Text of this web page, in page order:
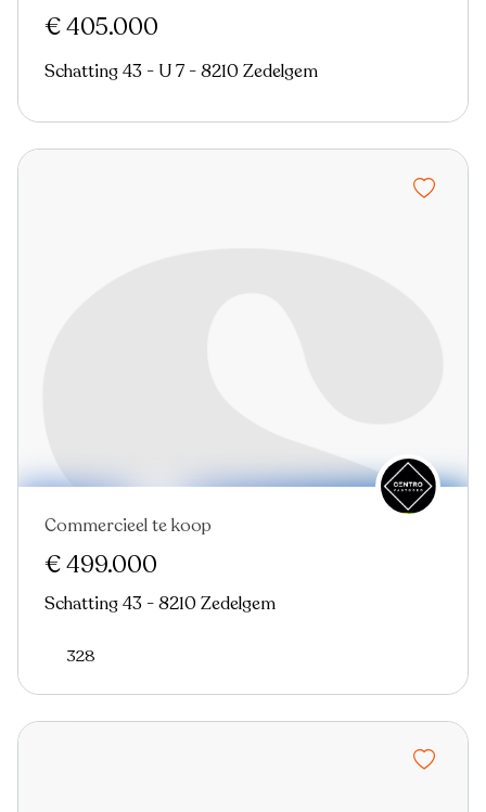
€ 405.000
Schatting 43 - U 7 - 8210 Zedelgem
Commercieel te koop
€ 499.000
Schatting 43 - 8210 Zedelgem
328